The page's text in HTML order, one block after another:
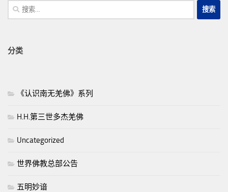
搜
索：
分类
《认识南无羌佛》系列
H.H.第三世多杰羌佛
Uncategorized
世界佛教总部公告
五明妙谙